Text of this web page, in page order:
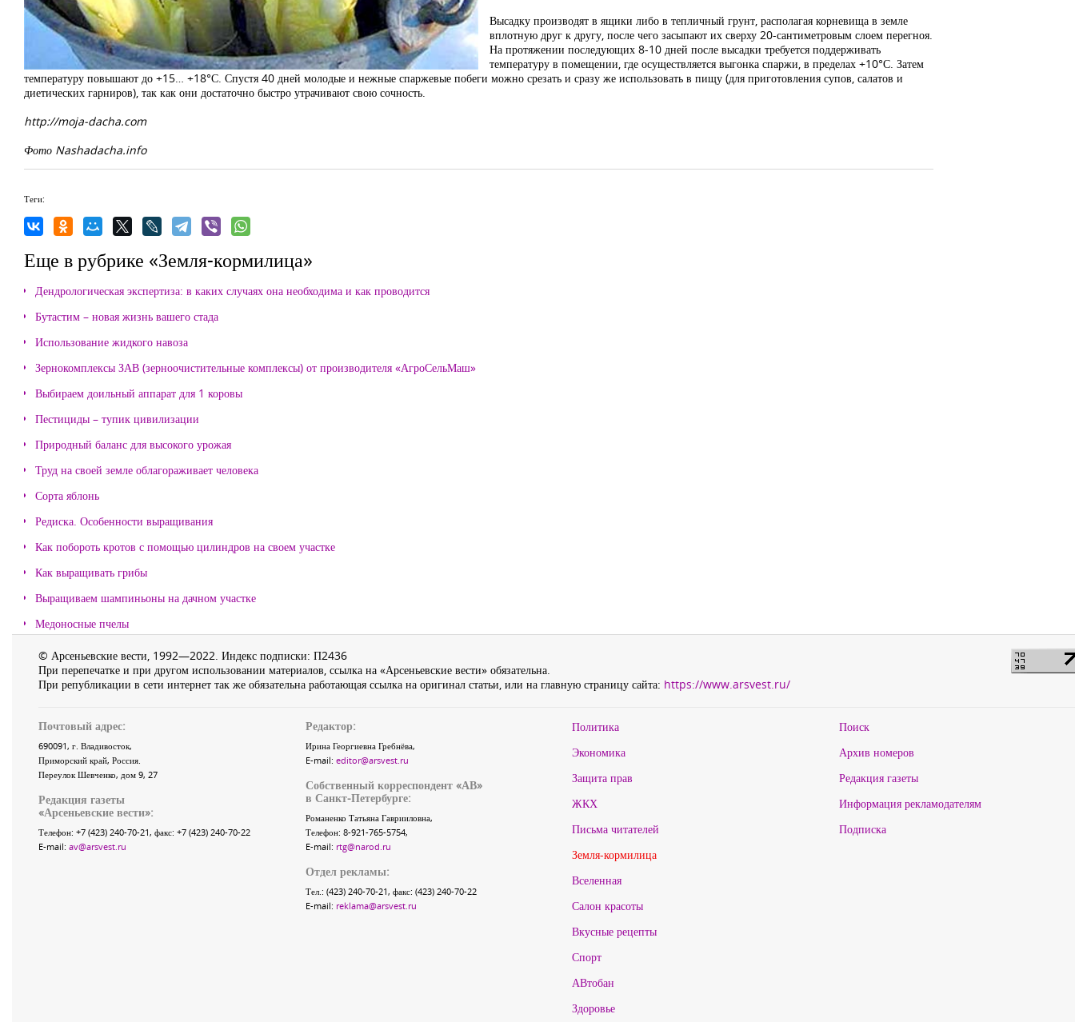
Высадку производят в ящики либо в тепличный грунт, располагая корневища в земле
вплотную друг к другу, после чего засыпают их сверху 20-сантиметровым слоем перегноя.
На протяжении последующих 8-10 дней после высадки требуется поддерживать
температуру в помещении, где осуществляется выгонка спаржи, в пределах +10°С. Затем
температуру повышают до +15… +18°С. Спустя 40 дней молодые и нежные спаржевые побеги можно срезать и сразу же использовать в пищу (для приготовления супов, салатов и
диетических гарниров), так как они достаточно быстро утрачивают свою сочность.
http://moja-dacha.com
Фото Nashadacha.info
Теги:
Еще в рубрике «Земля-кормилица»
Дендрологическая экспертиза: в каких случаях она необходима и как проводится
Бутастим – новая жизнь вашего стада
Использование жидкого навоза
Зернокомплексы ЗАВ (зерноочистительные комплексы) от производителя «АгроСельМаш»
Выбираем доильный аппарат для 1 коровы
Пестициды – тупик цивилизации
Природный баланс для высокого урожая
Труд на своей земле облагораживает человека
Сорта яблонь
Редиска. Особенности выращивания
Как побороть кротов с помощью цилиндров на своем участке
Как выращивать грибы
Выращиваем шампиньоны на дачном участке
Медоносные пчелы
© Арсеньевские вести, 1992—2022. Индекс подписки: П2436
При перепечатке и при другом использовании материалов, ссылка на «Арсеньевские вести» обязательна.
При републикации в сети интернет так же обязательна работающая ссылка на оригинал статьи, или на главную страницу сайта: https://www.arsvest.ru/
Почтовый адрес:
690091, г. Владивосток,
Приморский край, Россия.
Переулок Шевченко, дом 9, 27
Редакция газеты
«Арсеньевские вести»:
Телефон: +7 (423) 240-70-21, факс: +7 (423) 240-70-22
E-mail: av@arsvest.ru
Редактор:
Ирина Георгиевна Гребнёва,
E-mail: editor@arsvest.ru
Собственный корреспондент «АВ»
в Санкт-Петербурге:
Романенко Татьяна Гаврииловна,
Телефон: 8-921-765-5754,
E-mail: rtg@narod.ru
Отдел рекламы:
Тел.: (423) 240-70-21, факс: (423) 240-70-22
E-mail: reklama@arsvest.ru
Политика
Экономика
Защита прав
ЖКХ
Письма читателей
Земля-кормилица
Вселенная
Салон красоты
Вкусные рецепты
Спорт
АВтобан
Здоровье
Поиск
Архив номеров
Редакция газеты
Информация рекламодателям
Подписка